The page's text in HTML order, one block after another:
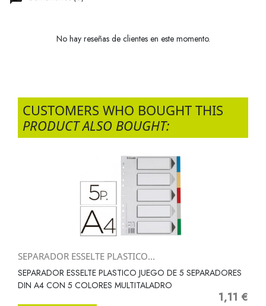
No hay reseñas de clientes en este momento.
CUSTOMERS WHO BOUGHT THIS
PRODUCT ALSO BOUGHT:
SEPARADOR ESSELTE PLASTICO...
SEPARADOR ESSELTE PLASTICO JUEGO DE 5 SEPARADORES
DIN A4 CON 5 COLORES MULTITALADRO
Precio
1,11 €